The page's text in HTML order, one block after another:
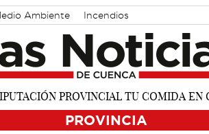
Ambiente Incendios
PROVINCIA